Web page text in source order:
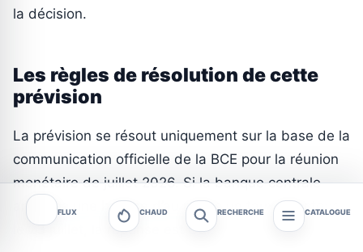
la décision.
Les règles de résolution de cette
prévision
La prévision se résout uniquement sur la base de la
communication officielle de la BCE pour la réunion
monétaire de juillet 2026. Si la banque centrale
annonce une hausse d’au moins un taux directeur
le 23 juillet, la réponse est Oui.
FLUX CHAUD RECHERCHE CATALOGUE